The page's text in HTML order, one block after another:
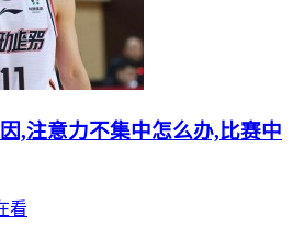
,注意力不集中怎么办,比赛中
看